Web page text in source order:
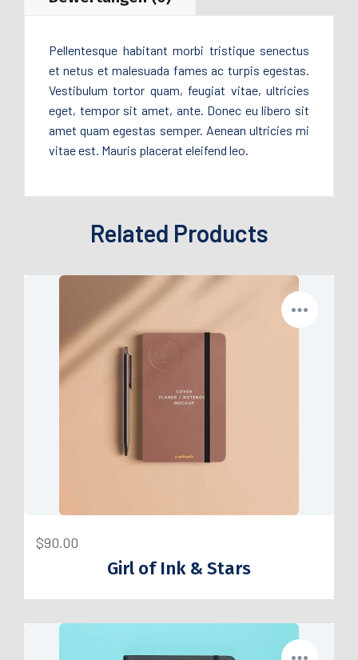
Pellentesque habitant morbi tristique senectus
et netus et malesuada fames ac turpis egestas.
Vestibulum tortor quam, feugiat vitae, ultricies
eget, tempor sit amet, ante. Donec eu libero sit
amet quam egestas semper. Aenean ultricies mi
vitae est. Mauris placerat eleifend leo.
Related Products
$90.00
Girl of Ink & Stars